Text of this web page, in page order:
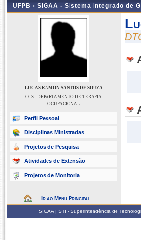
UFPB › SIGAA - Sistema Integrado de
LUCAS RAMON SANTOS DE SOUZA
CCS - DEPARTAMENTO DE TERAPIA
OCUPACIONAL
Perfil Pessoal
Disciplinas Ministradas
Projetos de Pesquisa
Atividades de Extensão
Projetos de Monitoria
Ir ao Menu Principal
SIGAA | STI - Superintendência de